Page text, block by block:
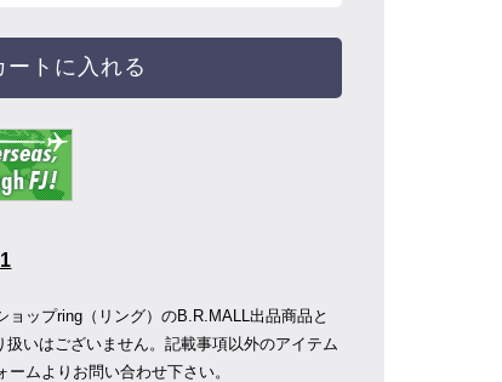
ートに入れる
ョップring（リング）のB.R.MALL出品商品と
いはございません。記載事項以外のアイテム
ムよりお問い合わせ下さい。